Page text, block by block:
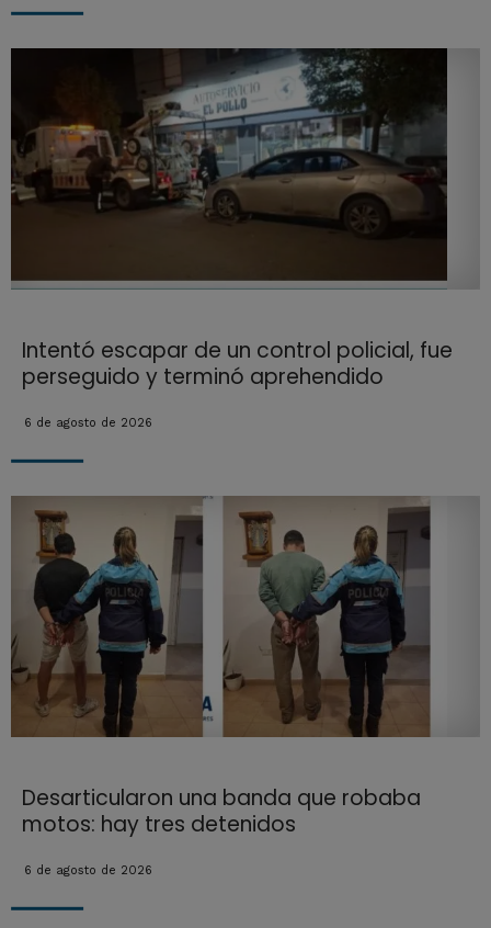
Intentó escapar de un control policial, fue
perseguido y terminó aprehendido
6 de agosto de 2026
Desarticularon una banda que robaba
motos: hay tres detenidos
6 de agosto de 2026